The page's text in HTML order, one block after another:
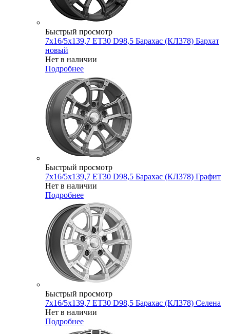
Быстрый просмотр
7x16/5x139,7 ET30 D98,5 Барахас (КЛ378) Бархат
новый
Нет в наличии
Подробнее
Быстрый просмотр
7x16/5x139,7 ET30 D98,5 Барахас (КЛ378) Графит
Нет в наличии
Подробнее
Быстрый просмотр
7x16/5x139,7 ET30 D98,5 Барахас (КЛ378) Селена
Нет в наличии
Подробнее